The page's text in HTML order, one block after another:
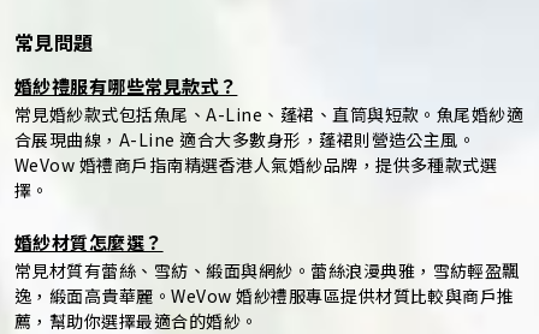
常見問題
婚紗禮服有哪些常見款式？
常見婚紗款式包括魚尾、A-Line、蓬裙、直筒與短款。魚尾婚紗適
合展現曲線，A-Line 適合大多數身形，蓬裙則營造公主風。
WeVow 婚禮商戶指南精選香港人氣婚紗品牌，提供多種款式選
擇。
婚紗材質怎麼選？
常見材質有蕾絲、雪紡、緞面與網紗。蕾絲浪漫典雅，雪紡輕盈飄
逸，緞面高貴華麗。WeVow 婚紗禮服專區提供材質比較與商戶推
薦，幫助你選擇最適合的婚紗。